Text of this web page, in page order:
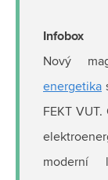
Infobox
Nový
energetika
FEKT
moderní